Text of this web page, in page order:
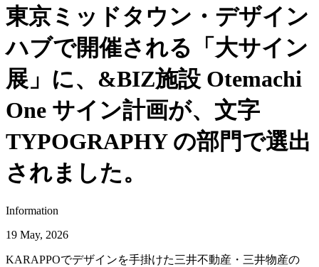
東京ミッドタウン・デザイン
ハブで開催される「大サイン
展」に、&BIZ施設 Otemachi
One サイン計画が、文字
TYPOGRAPHY の部門で選出
されました。
Information
19 May, 2026
KARAPPOでデザインを手掛けた三井不動産・三井物産の